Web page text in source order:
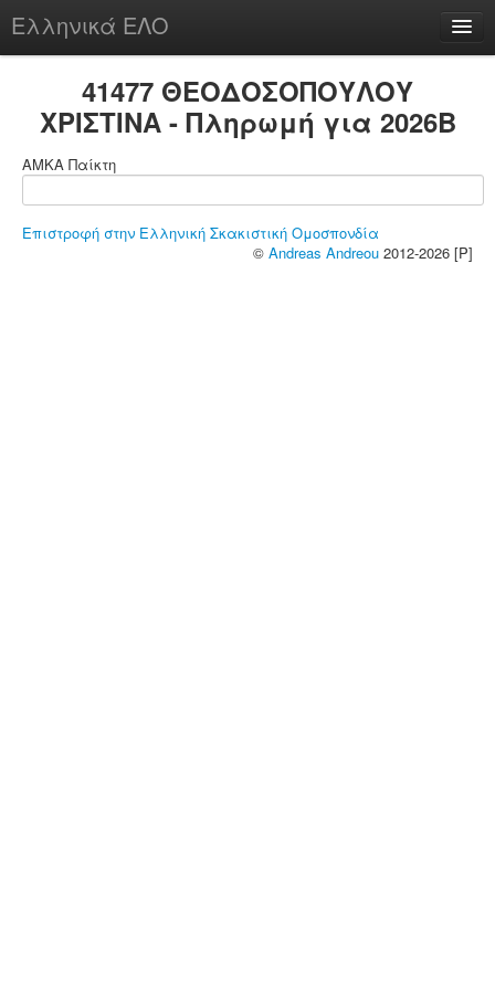
Ελληνικά ΕΛΟ
chesstu.be @ discord
41477 ΘΕΟΔΟΣΟΠΟΥΛΟΥ
ΧΡΙΣΤΙΝΑ - Πληρωμή για 2026B
ΑΜΚΑ Παίκτη
Επιστροφή στην Ελληνική Σκακιστική Ομοσπονδία
© Andreas Andreou 2012-2026 [P]